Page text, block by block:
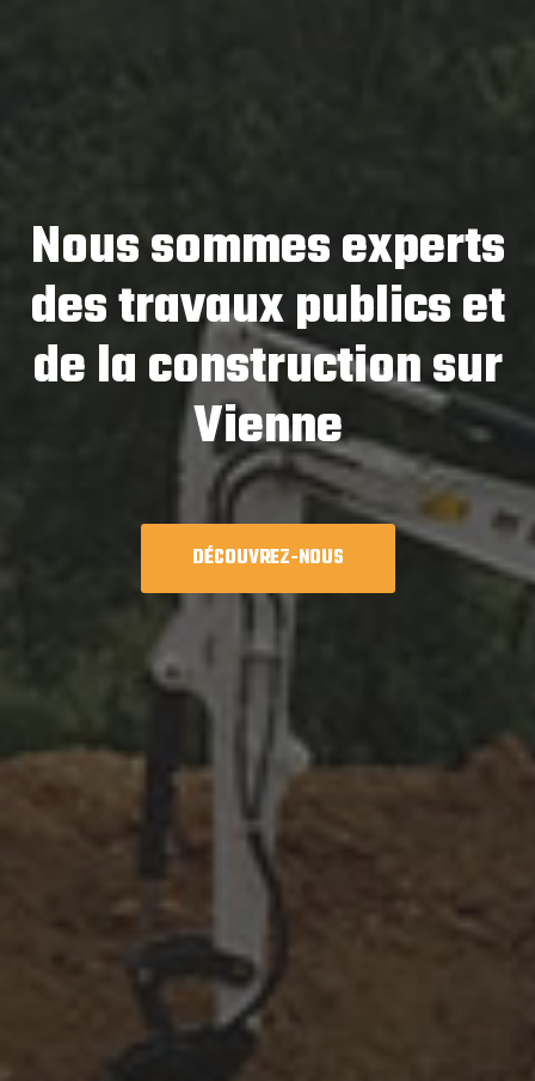
Nous sommes experts
des travaux publics et
de la construction sur
Vienne
DÉCOUVREZ-NOUS